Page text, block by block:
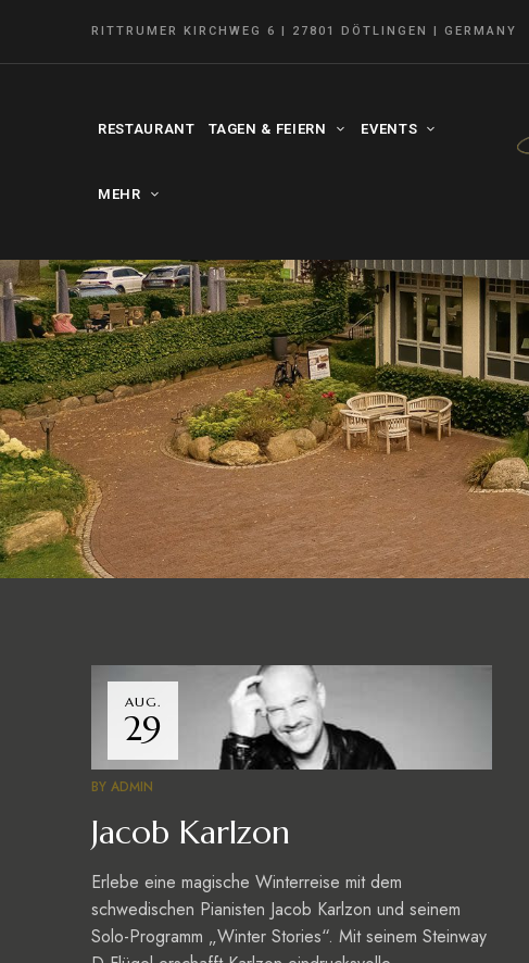
RITTRUMER KIRCHWEG 6 | 27801 DÖTLINGEN | GERMANY
RESTAURANT TAGEN & FEIERN EVENTS
MEHR
AUG.
29
BY ADMIN
Jacob Karlzon
Erlebe eine magische Winterreise mit dem
schwedischen Pianisten Jacob Karlzon und seinem
Solo-Programm „Winter Stories“. Mit seinem Steinway